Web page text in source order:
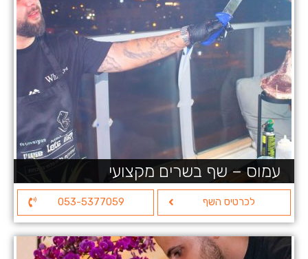
עמוס – שף בשרים מקצועי
לכרטיס השף 053-5377059